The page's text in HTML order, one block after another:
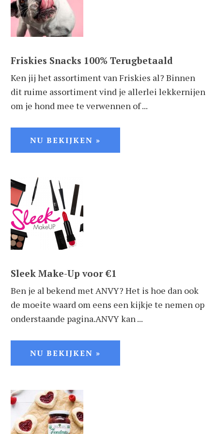
Friskies Snacks 100% Terugbetaald
Ken jij het assortiment van Friskies al? Binnen
dit ruime assortiment vind je allerlei lekkernijen
om je hond mee te verwennen of ...
NU BEKIJKEN »
Sleek Make-Up voor €1
Ben je al bekend met ANVY? Het is hoe dan ook
de moeite waard om eens een kijkje te nemen op
onderstaande pagina.ANVY kan ...
NU BEKIJKEN »